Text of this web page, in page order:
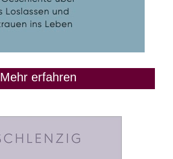
Mehr erfahren